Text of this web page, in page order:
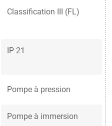
Classification III (FL)
IP 21
Pompe à pression
Pompe à immersion